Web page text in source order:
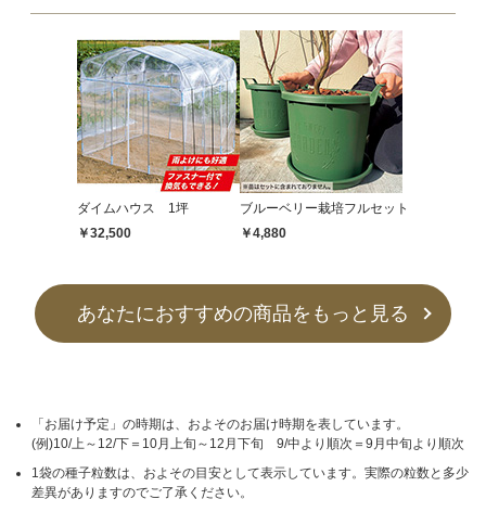
ダイムハウス 1坪
￥32,500
ブルーベリー栽培フルセット
￥4,880
あなたにおすすめの商品をもっと見る
「お届け予定」の時期は、およそのお届け時期を表しています。
(例)10/上～12/下＝10月上旬～12月下旬 9/中より順次＝9月中旬より順次
1袋の種子粒数は、およその目安として表示しています。実際の粒数と多少
差異がありますのでご了承ください。